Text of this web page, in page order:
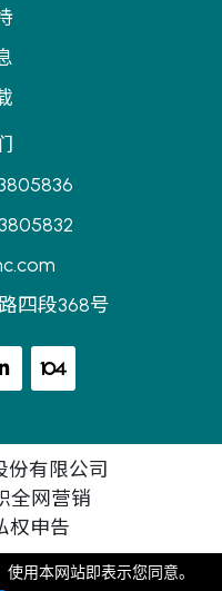
四段368号
有限公司
全网营销
权申告
用本网站即表示您同意。